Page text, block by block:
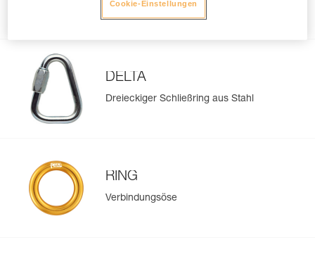
DELTA
Dreieckiger Schließring aus Stahl
RING
Verbindungsöse
Cookie-Einstellungen